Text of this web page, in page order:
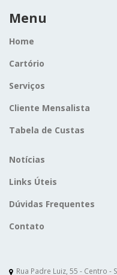
Menu
Home
Cartório
Serviços
Cliente Mensalista
Tabela de Custas
Notícias
Links Úteis
Dúvidas Frequentes
Contato
Rua Padre Luiz, 55 - Centro -